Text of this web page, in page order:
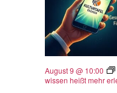
August 9 @ 10:00
wissen heißt mehr